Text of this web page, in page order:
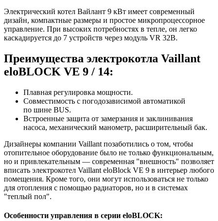
Электрический котел Вайлант 9 кВт имеет современный
дизайн, компактные размеры и простое микропроцессорное
управление. При высоких потребностях в тепле, он легко
каскадируется до 7 устройств через модуль VR 32B.
Преимущества электрокотла Vaillant
eloBLOCK VE 9 / 14:
Плавная регулировка мощности.
Совместимость с погодозависимой автоматикой
по шине BUS.
Встроенные защита от замерзания и заклинивания
насоса, механический манометр, расширительный бак.
Дизайнеры компании Vaillant позаботились о том, чтобы
отопительное оборудование было не только функциональным,
но и привлекательным — современная "внешность" позволяет
вписать электрокотел Vaillant eloBlock VE 9 в интерьер любого
помещения. Кроме того, они могут использоваться не только
для отопления с помощью радиаторов, но и в системах
"теплый пол".
Особенности управления в серии eloBLOCK: